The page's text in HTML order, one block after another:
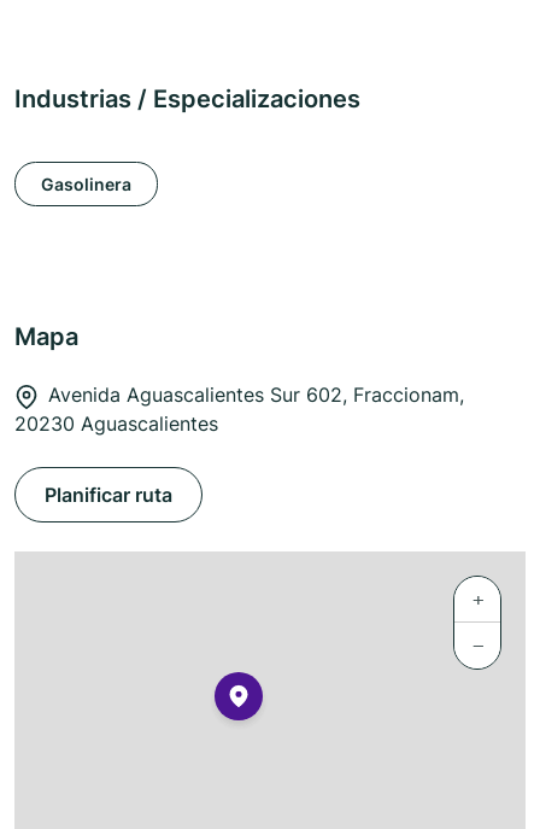
Industrias / Especializaciones
Gasolinera
Mapa
Avenida Aguascalientes Sur 602, Fraccionam,
20230 Aguascalientes
Planificar ruta
+
−